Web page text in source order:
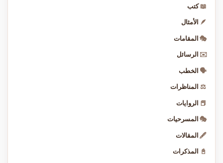
📖 كتب
🪶 الأمثال
🎭 المقامات
✉️ الرسائل
🗣️ الخطب
⚖️ المناظرات
📕 الروايات
🎭 المسرحيات
🖋️ المقالات
📓 المذكرات